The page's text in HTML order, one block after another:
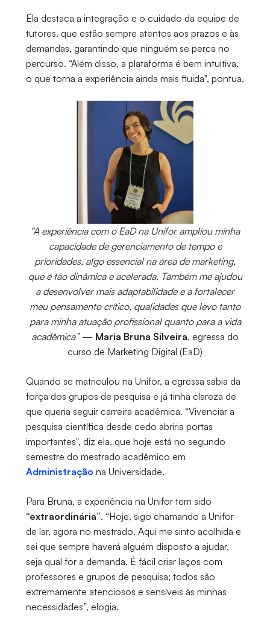
Ela destaca a integração e o cuidado da equipe de
tutores, que estão sempre atentos aos prazos e às
demandas, garantindo que ninguém se perca no
percurso. “Além disso, a plataforma é bem intuitiva,
o que torna a experiência ainda mais fluida", pontua.
“A experiência com o EaD na Unifor ampliou minha
capacidade de gerenciamento de tempo e
prioridades, algo essencial na área de marketing,
que é tão dinâmica e acelerada. Também me ajudou
a desenvolver mais adaptabilidade e a fortalecer
meu pensamento crítico, qualidades que levo tanto
para minha atuação profissional quanto para a vida
acadêmica”— Maria Bruna Silveira, egressa do
curso de Marketing Digital (EaD)
Quando se matriculou na Unifor, a egressa sabia da
força dos grupos de pesquisa e já tinha clareza de
que queria seguir carreira acadêmica. “Vivenciar a
pesquisa científica desde cedo abriria portas
importantes", diz ela, que hoje está no segundo
semestre do mestrado acadêmico em
Administração na Universidade.
Para Bruna, a experiência na Unifor tem sido
“extraordinária”. “Hoje, sigo chamando a Unifor
de lar, agora no mestrado. Aqui me sinto acolhida e
sei que sempre haverá alguém disposto a ajudar,
seja qual for a demanda. É fácil criar laços com
professores e grupos de pesquisa; todos são
extremamente atenciosos e sensíveis às minhas
necessidades”, elogia.